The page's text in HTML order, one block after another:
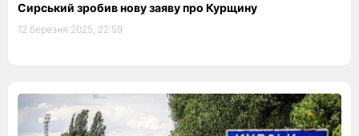
Сирський зробив нову заяву про Курщину
12 березня 2025, 22:59